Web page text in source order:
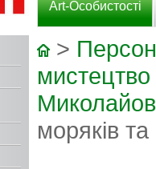
Art-Особистості
>
мистецтво
моряків